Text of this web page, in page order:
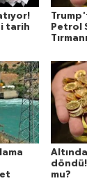
tarih
Petrol
mu?